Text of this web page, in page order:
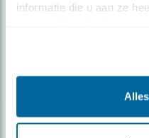
informatie die u aan ze